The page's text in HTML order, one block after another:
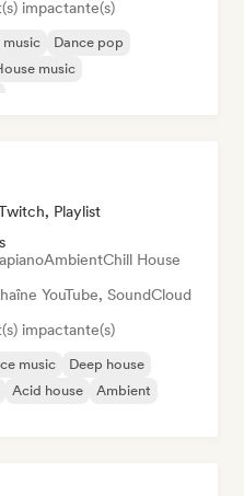
impactante(s)
music
Dance pop
music
Playlist
AmbientChill House
YouTube, SoundCloud
impactante(s)
music
Deep house
Acid house
Ambient